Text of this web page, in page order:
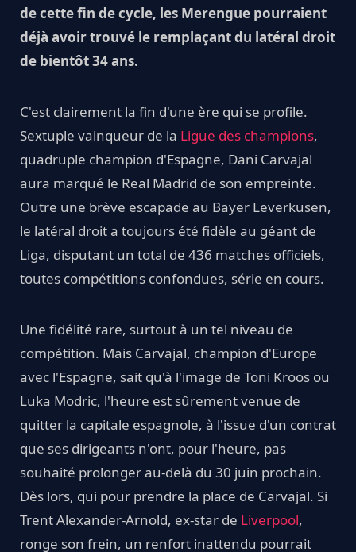
de cette fin de cycle, les Merengue pourraient
déjà avoir trouvé le remplaçant du latéral droit
de bientôt 34 ans.
C'est clairement la fin d'une ère qui se profile.
Sextuple vainqueur de la Ligue des champions,
quadruple champion d'Espagne, Dani Carvajal
aura marqué le Real Madrid de son empreinte.
Outre une brève escapade au Bayer Leverkusen,
le latéral droit a toujours été fidèle au géant de
Liga, disputant un total de 436 matches officiels,
toutes compétitions confondues, série en cours.
Une fidélité rare, surtout à un tel niveau de
compétition. Mais Carvajal, champion d'Europe
avec l'Espagne, sait qu'à l'image de Toni Kroos ou
Luka Modric, l'heure est sûrement venue de
quitter la capitale espagnole, à l'issue d'un contrat
que ses dirigeants n'ont, pour l'heure, pas
souhaité prolonger au-delà du 30 juin prochain.
Dès lors, qui pour prendre la place de Carvajal. Si
Trent Alexander-Arnold, ex-star de Liverpool,
ronge son frein, un renfort inattendu pourrait